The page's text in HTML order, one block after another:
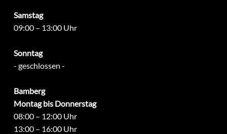
Samstag
09:00 – 13:00 Uhr
Sonntag
- geschlossen -
Bamberg
Montag bis Donnerstag
08:00 – 12:00 Uhr
13:00 – 16:00 Uhr